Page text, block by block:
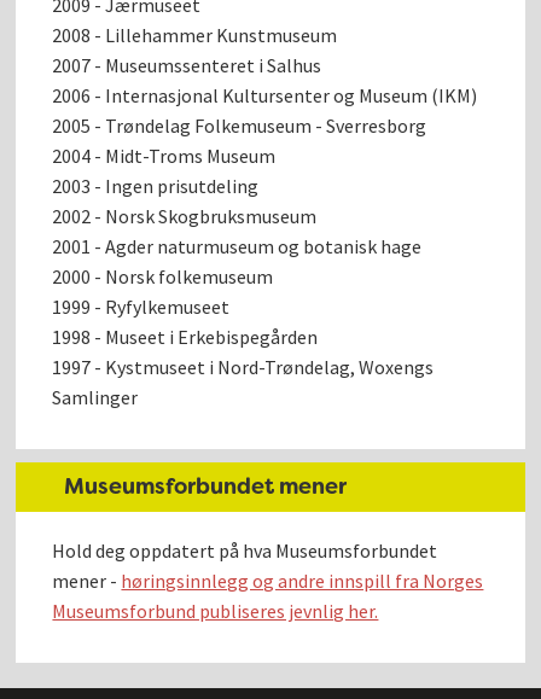
2008 - Lillehammer Kunstmuseum
2007 - Museumssenteret i Salhus
2006 - Internasjonal Kultursenter og Museum (IKM)
2005 - Trøndelag Folkemuseum - Sverresborg
2004 - Midt-Troms Museum
2003 - Ingen prisutdeling
2002 - Norsk Skogbruksmuseum
2001 - Agder naturmuseum og botanisk hage
2000 - Norsk folkemuseum
1999 - Ryfylkemuseet
1998 - Museet i Erkebispegården
1997 - Kystmuseet i Nord-Trøndelag, Woxengs
Samlinger
Museumsforbundet mener
Hold deg oppdatert på hva Museumsforbundet
mener - høringsinnlegg og andre innspill fra Norges
Museumsforbund publiseres jevnlig her.